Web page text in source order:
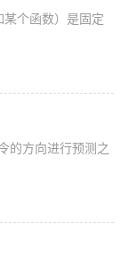
个函数）是固定
的方向进行预测之